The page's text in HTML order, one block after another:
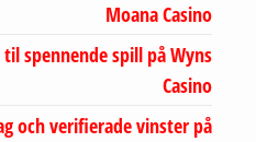
Moana Casino
til spennende spill på Wyns
Casino
och verifierade vinster på